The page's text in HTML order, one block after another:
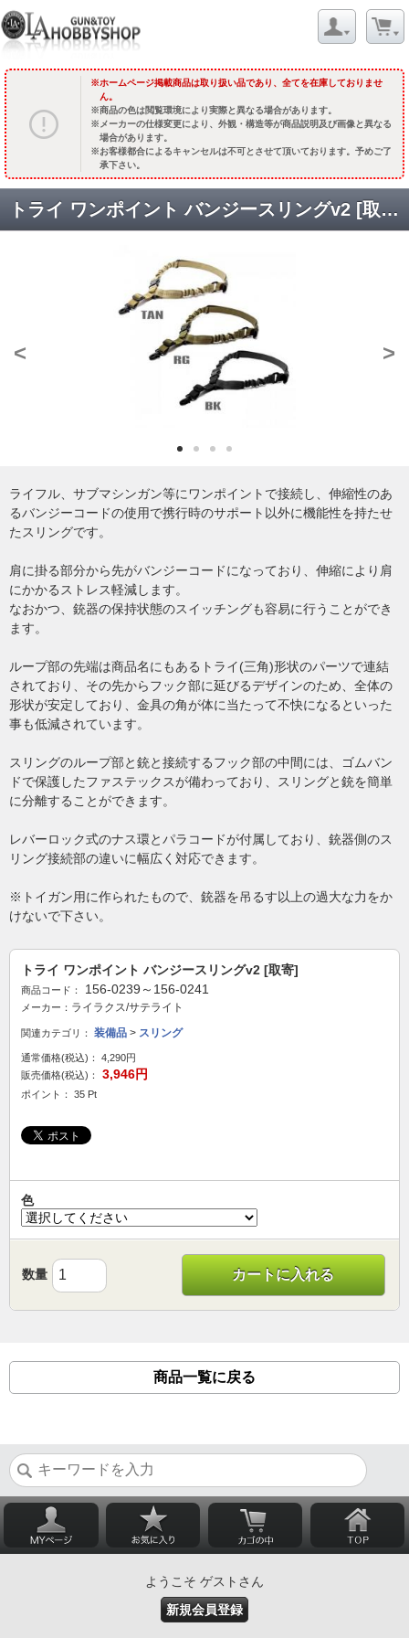
ホームページ掲載商品は取り扱い品であり、全てを在庫しておりませ
ん。
商品の色は閲覧環境により実際と異なる場合があります。
メーカーの仕様変更により、外観・構造等が商品説明及び画像と異なる
場合があります。
お客様都合によるキャンセルは不可とさせて頂いております。予めご了
承下さい。
トライ ワンポイント バンジースリングv2 [取寄]
< >
ライフル、サブマシンガン等にワンポイントで接続し、伸縮性のあ
るバンジーコードの使用で携行時のサポート以外に機能性を持たせ
たスリングです。
肩に掛る部分から先がバンジーコードになっており、伸縮により肩
にかかるストレス軽減します。
なおかつ、銃器の保持状態のスイッチングも容易に行うことができ
ます。
ループ部の先端は商品名にもあるトライ(三角)形状のパーツで連結
されており、その先からフック部に延びるデザインのため、全体の
形状が安定しており、金具の角が体に当たって不快になるといった
事も低減されています。
スリングのループ部と銃と接続するフック部の中間には、ゴムバン
ドで保護したファステックスが備わっており、スリングと銃を簡単
に分離することができます。
レバーロック式のナス環とパラコードが付属しており、銃器側のス
リング接続部の違いに幅広く対応できます。
※トイガン用に作られたもので、銃器を吊るす以上の過大な力をか
けないで下さい。
トライ ワンポイント バンジースリングv2 [取寄]
商品コード： 156-0239～156-0241
メーカー： ライラクス/サテライト
関連カテゴリ： 装備品 > スリング
通常価格(税込)：
4,290円
販売価格(税込)：
3,946円
ポイント： 35 Pt
色
数量 カートに入れる
商品一覧に戻る
ようこそ ゲストさん
新規会員登録